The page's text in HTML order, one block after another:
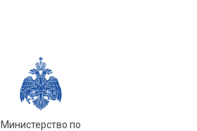
Министерство по